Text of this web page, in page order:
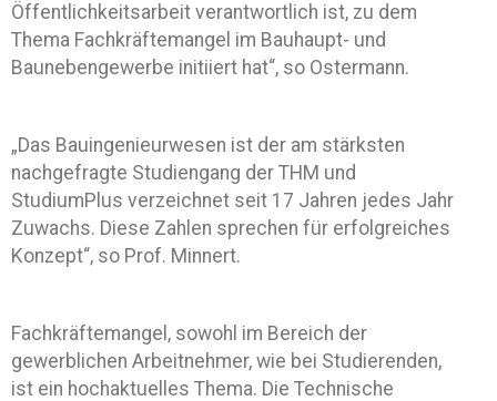
Öffentlichkeitsarbeit verantwortlich ist, zu dem
Thema Fachkräftemangel im Bauhaupt- und
Baunebengewerbe initiiert hat“, so Ostermann.
„Das Bauingenieurwesen ist der am stärksten
nachgefragte Studiengang der THM und
StudiumPlus verzeichnet seit 17 Jahren jedes Jahr
Zuwachs. Diese Zahlen sprechen für erfolgreiches
Konzept“, so Prof. Minnert.
Fachkräftemangel, sowohl im Bereich der
gewerblichen Arbeitnehmer, wie bei Studierenden,
ist ein hochaktuelles Thema. Die Technische